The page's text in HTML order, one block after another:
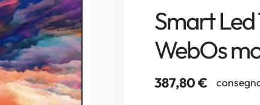
Smart Led
WebOs
387,80€